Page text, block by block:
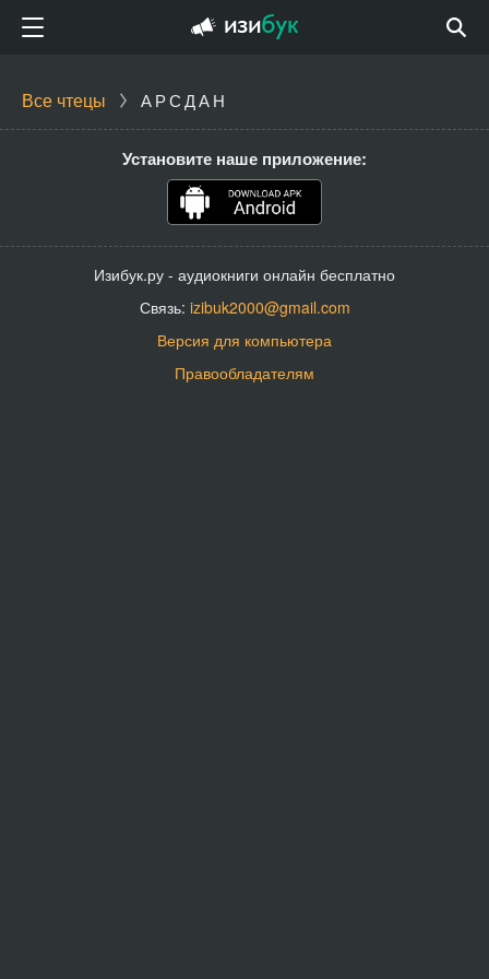
Все чтецы АРСДАН
Установите наше приложение:
Изибук.ру - аудиокниги онлайн бесплатно
Связь: izibuk2000@gmail.com
Версия для компьютера
Правообладателям